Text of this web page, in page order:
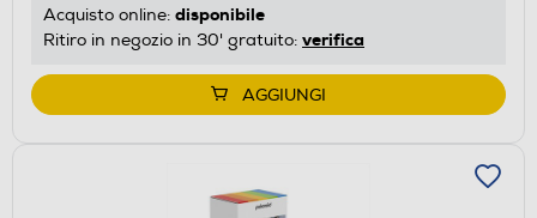
Acquisto online: disponibile
Ritiro in negozio in 30' gratuito: verifica
AGGIUNGI